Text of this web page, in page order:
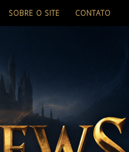
SOBRE O SITE CONTATO